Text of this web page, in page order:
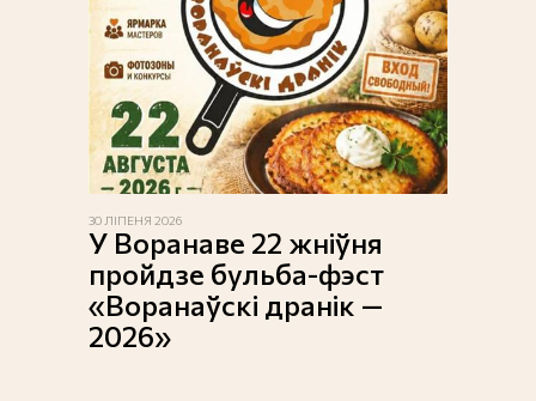
30 ЛІПЕНЯ 2026
У Воранаве 22 жніўня
пройдзе бульба-фэст
«Воранаўскі дранік —
2026»